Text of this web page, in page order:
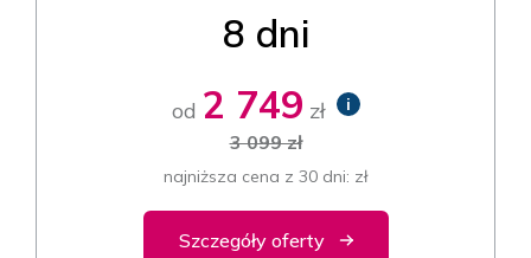
8 dni
od 2 749 zł i
3 099 zł
najniższa cena z 30 dni: zł
Szczegóły oferty